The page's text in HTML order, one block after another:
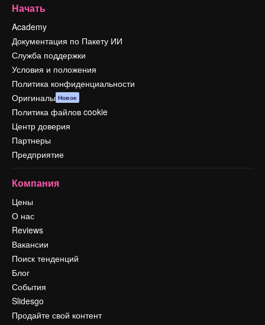
Начать
Academy
Документация по Пакету ИИ
Служба поддержки
Условия и положения
Политика конфиденциальности
Оригиналы Новое
Политика файлов cookie
Центр доверия
Партнеры
Предприятие
Компания
Цены
О нас
Reviews
Вакансии
Поиск тенденций
Блог
События
Slidesgo
Продайте свой контент